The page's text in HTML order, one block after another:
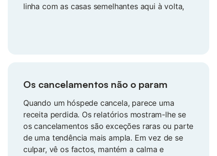
linha com as casas semelhantes aqui à volta,
Os cancelamentos não o param
Quando um hóspede cancela, parece uma
receita perdida. Os relatórios mostram-lhe se
os cancelamentos são exceções raras ou parte
de uma tendência mais ampla. Em vez de se
culpar, vê os factos, mantém a calma e